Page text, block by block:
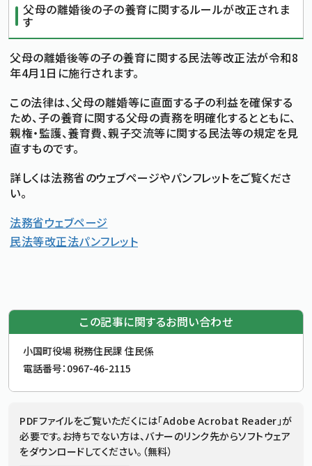
父母の離婚後の子の養育に関するルールが改正されま
す
父母の離婚後等の子の養育に関する民法等改正法が令和8
年4月1日に施行されます。
この法律は、父母の離婚等に直面する子の利益を確保する
ため、子の養育に関する父母の責務を明確化するとともに、
親権・監護、養育費、親子交流等に関する民法等の規定を見
直すものです。
詳しくは法務省のウェブページやパンフレットをご覧くださ
い。
法務省ウェブページ
民法等改正法パンフレット
この記事に関するお問い合わせ
お問合せ先
小国町役場 税務住民課 住民係
電話番号： 0967-46-2115
追加情報：PDFファイル
PDFファイルをご覧いただくには「Adobe Acrobat Reader」が
必要です。お持ちでない方は、バナーのリンク先からソフトウェア
をダウンロードしてください。（無料）